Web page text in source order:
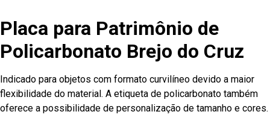
Placa para Patrimônio de
Policarbonato Brejo do Cruz
Indicado para objetos com formato curvilíneo devido a maior
flexibilidade do material. A etiqueta de policarbonato também
oferece a possibilidade de personalização de tamanho e cores.